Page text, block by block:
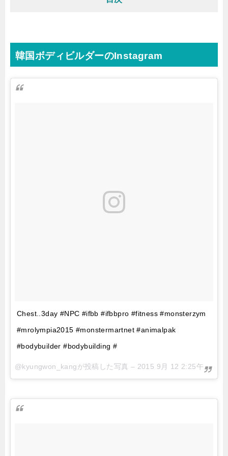
韓国ボディビルダーのInstagram
Chest..3day #NPC #ifbb #ifbbpro #fitness #monsterzym
#mrolympia2015 #monstermartnet #animalpak
#bodybuilder #bodybuilding #
@kyungwon_kangが投稿した写真 – 2015 9月 12 2:25午前 PDT